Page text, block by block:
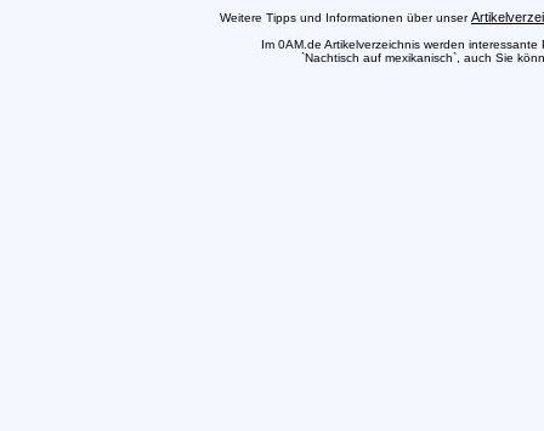
Weitere Tipps und Informationen über unser
Im 0AM.de Artikelverzeichnis werden
`Nachtisch auf mexikanisch`, auch Sie